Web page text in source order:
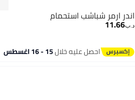
اندر ارمر شباشب استحمام
د.ب‏11.66
احصل عليه خلال15 - 16 اغسطس